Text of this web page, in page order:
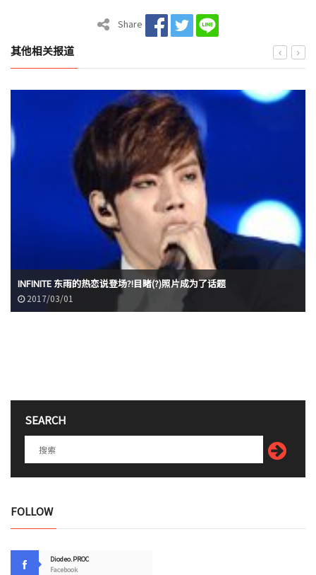
Share
其他相关报道
INFINITE 东雨的热恋说登场?!目睹(?)照片成为了话题
2017/03/01
SEARCH
FOLLOW
Diodeo.PROC
Facebook